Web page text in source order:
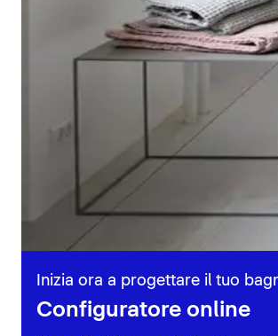
Inizia ora a progettare il tuo
Configuratore online